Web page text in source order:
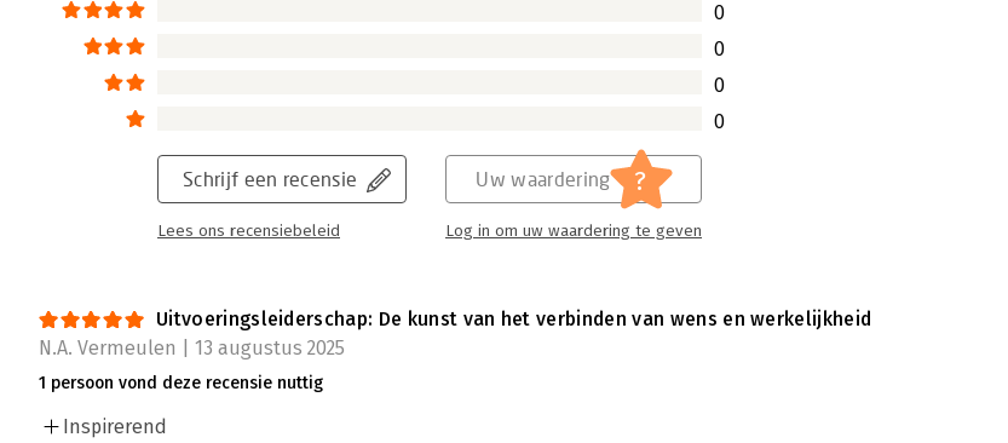
0
0
0
0
Schrijf een recensie
Lees ons recensiebeleid
Uw waardering ?
Log in om uw waardering te geven
Uitvoeringsleiderschap: De kunst van het verbinden van wens en werkelijkheid
N.A. Vermeulen | 13 augustus 2025
1 persoon vond deze recensie nuttig
Inspirerend